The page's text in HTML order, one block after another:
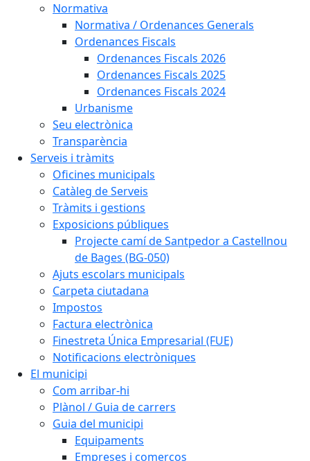
Normativa
Normativa / Ordenances Generals
Ordenances Fiscals
Ordenances Fiscals 2026
Ordenances Fiscals 2025
Ordenances Fiscals 2024
Urbanisme
Seu electrònica
Transparència
Serveis i tràmits
Oficines municipals
Catàleg de Serveis
Tràmits i gestions
Exposicions públiques
Projecte camí de Santpedor a Castellnou
de Bages (BG-050)
Ajuts escolars municipals
Carpeta ciutadana
Impostos
Factura electrònica
Finestreta Única Empresarial (FUE)
Notificacions electròniques
El municipi
Com arribar-hi
Plànol / Guia de carrers
Guia del municipi
Equipaments
Empreses i comerços